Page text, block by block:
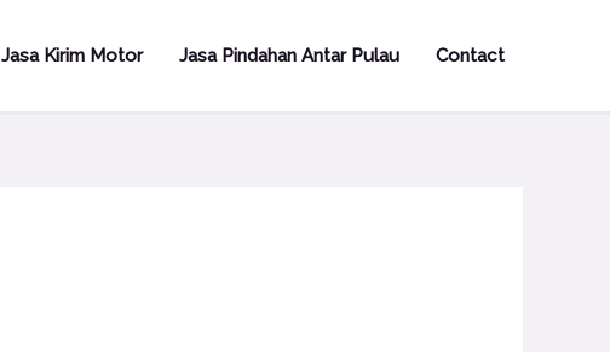
Jasa Kirim Motor Jasa Pindahan Antar Pulau Contact